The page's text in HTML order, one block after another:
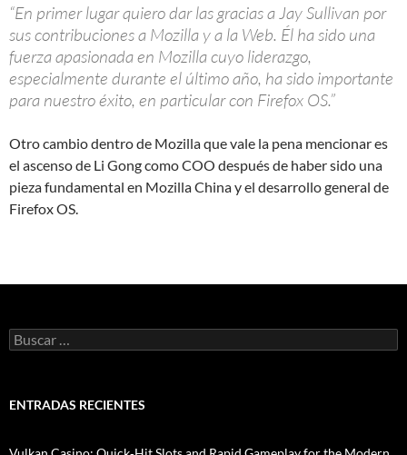
“En primer lugar quiero dar las gracias a Jay Sullivan por
sus contribuciones a Mozilla y a la Web. Él ha sido una
fuerza apasionada en Mozilla cuyo liderazgo,
especialmente durante el último año, ha sido importante
para nuestro éxito, en particular con Firefox OS.”
Otro cambio dentro de Mozilla que vale la pena mencionar es
el ascenso de Li Gong como COO después de haber sido una
pieza fundamental en Mozilla China y el desarrollo general de
Firefox OS.
B
u
a
ENTRADAS RECIENTES